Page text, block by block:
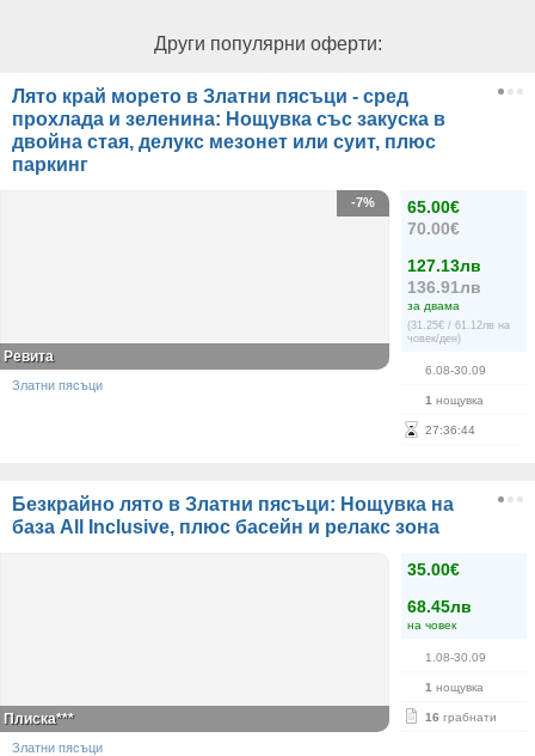
Други популярни оферти:
Лято край морето в Златни пясъци - сред
прохлада и зеленина: Нощувка със закуска в
двойна стая, делукс мезонет или суит, плюс
паркинг
65.00€
70.00€
127.13лв
136.91лв
за двама
(31.25€ / 61.12лв на
човек/ден)
6.08-30.09
1 нощувка
27:36:44
-7%
Ревита
Златни пясъци
Безкрайно лято в Златни пясъци: Нощувка на
база All Inclusive, плюс басейн и релакс зона
35.00€
68.45лв
на човек
1.08-30.09
1 нощувка
16 грабнати
Плиска***
Златни пясъци